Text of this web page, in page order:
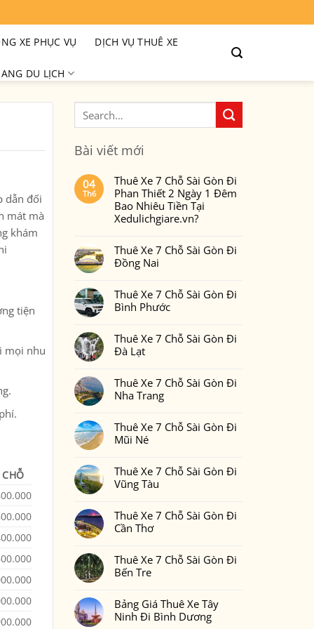
XE PHỤC VỤ DỊCH VỤ THUÊ XE
DU LỊCH
dẫn đối
mát mà
khám
tiện
mọi nhu
Bài viết mới
04
Th6
Thuê Xe 7 Chỗ Sài Gòn Đi
Phan Thiết 2 Ngày 1 Đêm
Bao Nhiêu Tiền Tại
Xedulichgiare.vn?
bình
luận
ở
7
Chỗ
Sài
Phan
Thiết
2
Ngày
Bao
Nhiêu
Tiền
Thuê Xe 7 Chỗ Sài Gòn Đi
Đồng Nai
bình
luận
ở
7
Chỗ
Sài
Đồng
Nai
Thuê Xe 7 Chỗ Sài Gòn Đi
Bình Phước
bình
luận
ở
7
Chỗ
Sài
Bình
Phước
Thuê Xe 7 Chỗ Sài Gòn Đi
Đà Lạt
bình
luận
ở
7
Chỗ
Sài
Đà
Lạt
Thuê Xe 7 Chỗ Sài Gòn Đi
Nha Trang
bình
luận
ở
7
Chỗ
Sài
Nha
Trang
Thuê Xe 7 Chỗ Sài Gòn Đi
Mũi Né
bình
luận
ở
7
Chỗ
Sài
Mũi
Né
Thuê Xe 7 Chỗ Sài Gòn Đi
Vũng Tàu
bình
luận
ở
7
Chỗ
Sài
Vũng
Tàu
Thuê Xe 7 Chỗ Sài Gòn Đi
Cần Thơ
bình
luận
ở
7
Chỗ
Sài
Thuê Xe 7 Chỗ Sài Gòn Đi
Bến Tre
bình
luận
ở
Bảng Giá Thuê Xe Tây
Ninh Đi Bình Dương